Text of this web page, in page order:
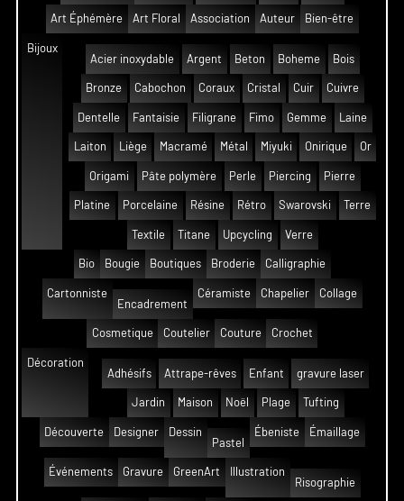
Art Éphémère Art Floral Association Auteur Bien-être
Bijoux
Acier inoxydable
Argent Beton Boheme Bois
Bronze Cabochon Coraux Cristal Cuir Cuivre
Dentelle Fantaisie Filigrane Fimo Gemme Laine
Laiton Liège Macramé Métal Miyuki Onirique Or
Origami Pâte polymère Perle Piercing Pierre
Platine Porcelaine Résine Rétro Swarovski Terre
Textile Titane Upcycling Verre
Bio Bougie Boutiques Broderie Calligraphie
Cartonniste
Encadrement
Céramiste Chapelier Collage
Cosmetique Coutelier Couture Crochet
Décoration
Adhésifs
Attrape-rêves Enfant gravure laser
Jardin Maison Noël Plage Tufting
Découverte Designer
Dessin
Pastel
Ébeniste Émaillage
Événements Gravure GreenArt
Illustration
Risographie